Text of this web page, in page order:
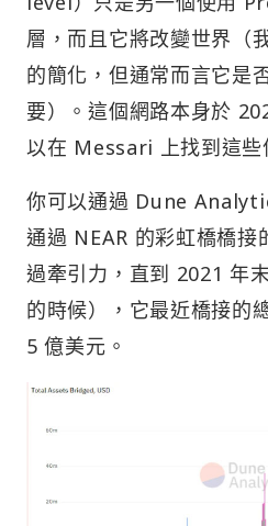
層，而且它將改變世界（
的簡化，但通常而言它是
要）。這個網路本身於
以在 Messari 上找到這些
你可以通過 Dune
通過 NEAR 的彩虹橋橋接
過牽引力，直到 2021 年
的時候），它最近橋接的
5 億美元。